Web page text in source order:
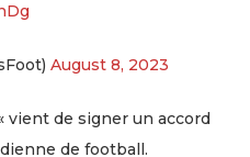
August 8, 2023
vient de signer un accord
de football.